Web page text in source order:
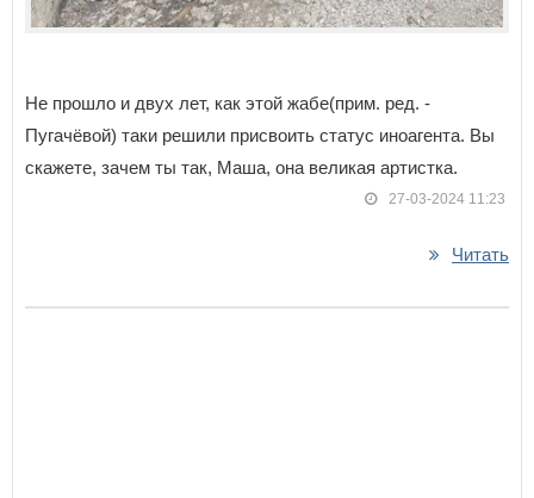
Не прошло и двух лет, как этой жабе(прим. ред. -
Пугачёвой) таки решили присвоить статус иноагента. Вы
скажете, зачем ты так, Маша, она великая артистка.
27-03-2024 11:23
Читать